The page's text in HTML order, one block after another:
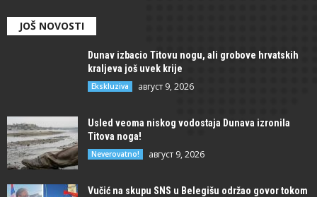
JOŠ NOVOSTI
Dunav izbacio Titovu nogu, ali grobove hrvatskih
kraljeva još uvek krije
Ekskluziva август 9, 2026
Usled veoma niskog vodostaja Dunava izronila
Titova noga!
Neverovatno! август 9, 2026
Vučić na skupu SNS u Belegišu održao govor tokom